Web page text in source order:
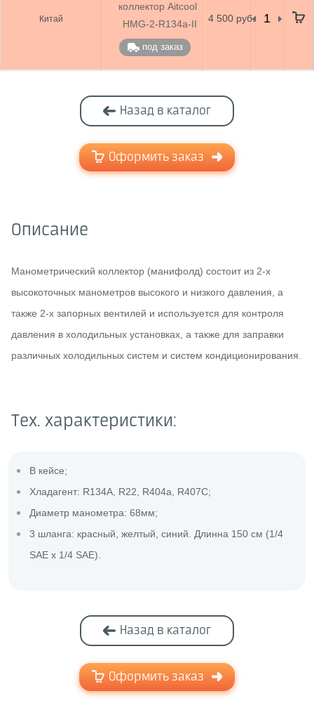
Китай
коллектор Aitcool
HMG-2-R134a-II
под заказ
4 500 руб.
Назад в каталог
Оформить заказ
Описание
Манометрический коллектор (манифолд) состоит из 2-х
высокоточных манометров высокого и низкого давления, а
также 2-х запорных вентилей и используется для контроля
давления в холодильных установках, а также для заправки
различных холодильных систем и систем кондиционирования.
Тех. характеристики:
В кейсе;
Хладагент: R134A, R22, R404a, R407C;
Диаметр манометра: 68мм;
3 шланга: красный, желтый, синий. Длинна 150 см (1/4
SAE x 1/4 SAE).
Назад в каталог
Оформить заказ